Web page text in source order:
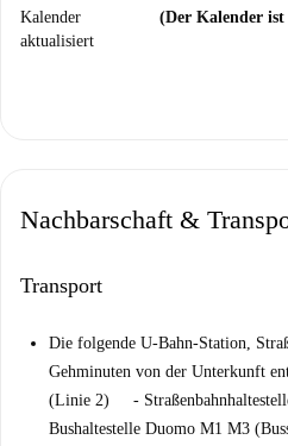
Kalender
aktualisiert
(Der Kalender
Nachbarschaft &
Transport
Die folgende U-Bahn-Station,
Gehminuten von der Unterkunft
(Linie 2) -
Bushaltestelle Duomo M1 M3